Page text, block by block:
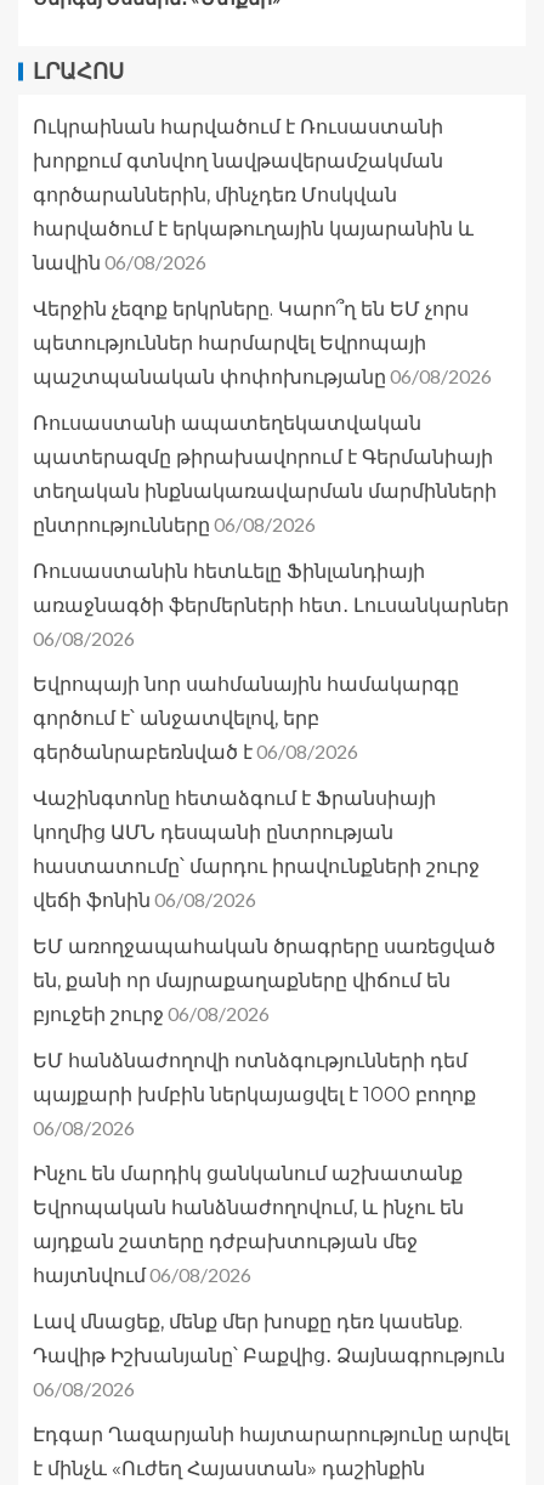
ԼՐԱՀՈՍ
Ուկրաինան հարվածում է Ռուսաստանի
խորքում գտնվող նավթավերամշակման
գործարաններին, մինչդեռ Մոսկվան
հարվածում է երկաթուղային կայարանին և
նավին 06/08/2026
Վերջին չեզոք երկրները. Կարո՞ղ են ԵՄ չորս
պետություններ հարմարվել Եվրոպայի
պաշտպանական փոփոխությանը 06/08/2026
Ռուսաստանի ապատեղեկատվական
պատերազմը թիրախավորում է Գերմանիայի
տեղական ինքնակառավարման մարմինների
ընտրությունները 06/08/2026
Ռուսաստանին հետևելը Ֆինլանդիայի
առաջնագծի ֆերմերների հետ․ Լուսանկարներ
06/08/2026
Եվրոպայի նոր սահմանային համակարգը
գործում է՝ անջատվելով, երբ
գերծանրաբեռնված է06/08/2026
Վաշինգտոնը հետաձգում է Ֆրանսիայի
կողմից ԱՄՆ դեսպանի ընտրության
հաստատումը՝ մարդու իրավունքների շուրջ
վեճի ֆոնին 06/08/2026
ԵՄ առողջապահական ծրագրերը սառեցված
են, քանի որ մայրաքաղաքները վիճում են
բյուջեի շուրջ 06/08/2026
ԵՄ հանձնաժողովի ոտնձգությունների դեմ
պայքարի խմբին ներկայացվել է 1000 բողոք
06/08/2026
Ինչու են մարդիկ ցանկանում աշխատանք
Եվրոպական հանձնաժողովում, և ինչու են
այդքան շատերը դժբախտության մեջ
հայտնվում06/08/2026
Լավ մնացեք, մենք մեր խոսքը դեռ կասենք.
Դավիթ Իշխանյանը՝ Բաքվից․ Ձայնագրություն
06/08/2026
Էդգար Ղազարյանի հայտարարությունը արվել
է մինչև «Ուժեղ Հայաստան» դաշինքին